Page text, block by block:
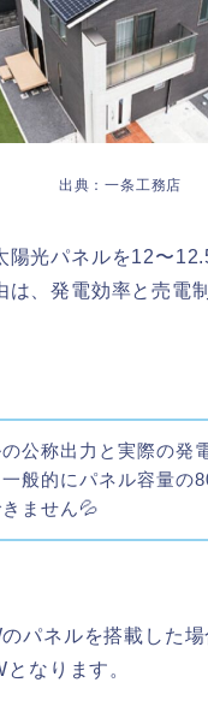
出典：一条工務店
陽光パネルを12〜
は、発電効率と売電
公称出力と実際の発
般的にパネル容量の
ません💦
パネルを搭載した
なります。